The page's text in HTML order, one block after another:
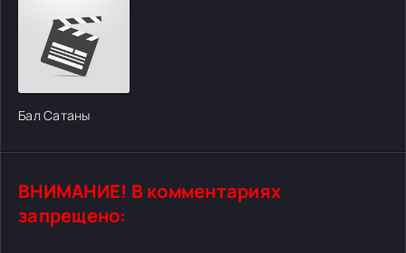
Бал Сатаны
ВНИМАНИЕ! В комментариях
запрещено: